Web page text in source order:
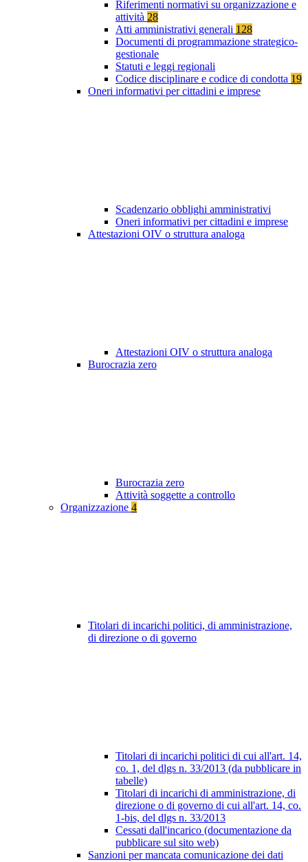
Riferimenti normativi su organizzazione e
attività 28
Atti amministrativi generali 128
Documenti di programmazione strategico-
gestionale
Statuti e leggi regionali
Codice disciplinare e codice di condotta 19
Oneri informativi per cittadini e imprese
Scadenzario obblighi amministrativi
Oneri informativi per cittadini e imprese
Attestazioni OIV o struttura analoga
Attestazioni OIV o struttura analoga
Burocrazia zero
Burocrazia zero
Attività soggette a controllo
Organizzazione 4
Titolari di incarichi politici, di amministrazione,
di direzione o di governo
Titolari di incarichi politici di cui all'art. 14,
co. 1, del dlgs n. 33/2013 (da pubblicare in
tabelle)
Titolari di incarichi di amministrazione, di
direzione o di governo di cui all'art. 14, co.
1-bis, del dlgs n. 33/2013
Cessati dall'incarico (documentazione da
pubblicare sul sito web)
Sanzioni per mancata comunicazione dei dati